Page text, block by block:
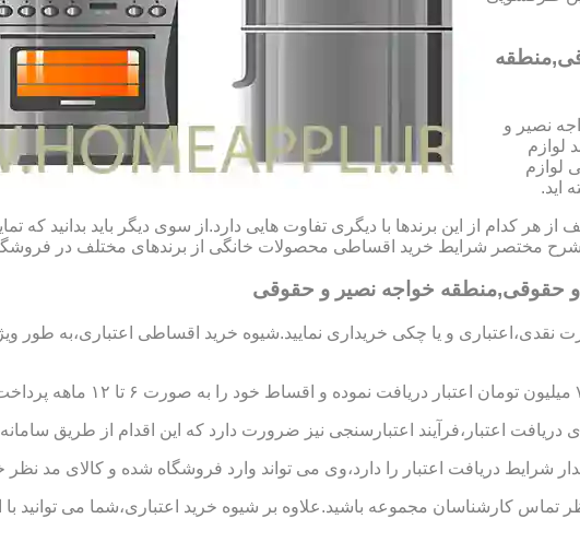
نصیر و
لوازم
لوازم
اید.
کدام از این برندها با دیگری تفاوت هایی دارد.از سوی دیگر باید بدانید که
به شرح مختصر شرایط خرید اقساطی محصولات خانگی از برندهای مختلف در
و حقوقی,منطقه خواجه نصیر و حقوقی
نقدی،اعتباری و یا چکی خریداری نمایید.شیوه خرید اقساطی اعتباری،به طور
اعتبار،فرآیند اعتبارسنجی نیز ضرورت دارد که این اقدام از طریق
شرایط دریافت اعتبار را دارد،وی می تواند وارد فروشگاه شده و کالای مد نظر
کارشناسان مجموعه باشید.علاوه بر شیوه خرید اعتباری،شما می توانید با